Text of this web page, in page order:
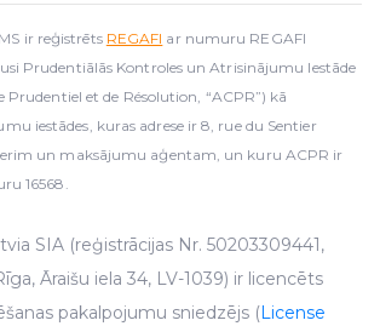
ir reģistrēts REGAFI ar numuru REGAFI
Prudentiālās Kontroles un Atrisinājumu Iestāde
et de Résolution, “ACPR”) kā
iestādes, kuras adrese ir 8, rue du Sentier
un maksājumu aģentam, un kuru ACPR ir
16568.
SIA (reģistrācijas Nr. 50203309441,
Āraišu iela 34, LV-1039) ir licencēts
pakalpojumu sniedzējs (License